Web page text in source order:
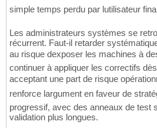
simple temps perdu par lutilisateur
Les administrateurs systèmes se
récurrent. Faut-il retarder
au risque dexposer les machines à
continuer à appliquer les correctifs
acceptant une part de risque
renforce largument en faveur de
progressif, avec des anneaux de test
validation plus longues.